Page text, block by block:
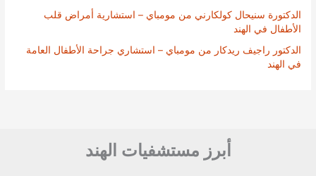
الدكتورة سنيحال كولكارني من مومباي – استشارية أمراض قلب
الأطفال في الهند
الدكتور راجيف ريدكار من مومباي – استشاري جراحة الأطفال العامة
في الهند
أبرز مستشفيات الهند